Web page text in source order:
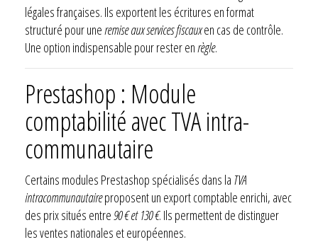
légales françaises. Ils exportent les écritures en format
structuré pour une remise aux services fiscauxen cas de contrôle.
Une option indispensable pour rester en règle.
Prestashop : Module
comptabilité avec TVA intra-
communautaire
Certains modules Prestashop spécialisés dans la TVA
intracommunautaireproposent un export comptable enrichi, avec
des prix situés entre 90 € et 130 €. Ils permettent de distinguer
les ventes nationales et européennes.